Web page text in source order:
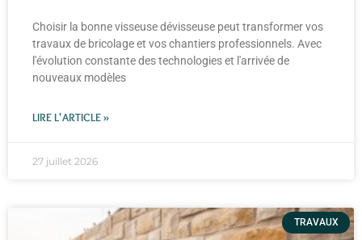
Choisir la bonne visseuse dévisseuse peut transformer vos
travaux de bricolage et vos chantiers professionnels. Avec
l'évolution constante des technologies et l'arrivée de
nouveaux modèles
LIRE L'ARTICLE »
27 juillet 2026
TRAVAUX